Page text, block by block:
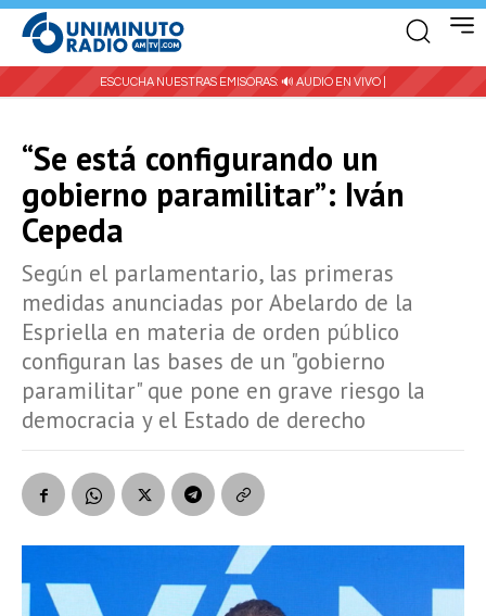
ESCUCHA NUESTRAS EMISORAS: 🔊 AUDIO EN VIVO |
“Se está configurando un
gobierno paramilitar”: Iván
Cepeda
Según el parlamentario, las primeras
medidas anunciadas por Abelardo de la
Espriella en materia de orden público
configuran las bases de un "gobierno
paramilitar" que pone en grave riesgo la
democracia y el Estado de derecho